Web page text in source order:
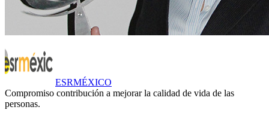
ESRMÉXICO
Compromiso contribución a mejorar la calidad de vida de las
personas.